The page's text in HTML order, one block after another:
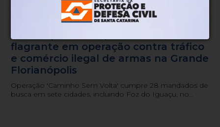
Há 1 dia
GAECO prende 12 pessoas em
flagrante em operação contra tráfico
e comércio ilegal de armas na Grande
Florianópolis
Operação 'Caminho Sem Volta' cumpre 28 mandados de
busca em sete cidades, incluindo Foz do Iguaçu, no